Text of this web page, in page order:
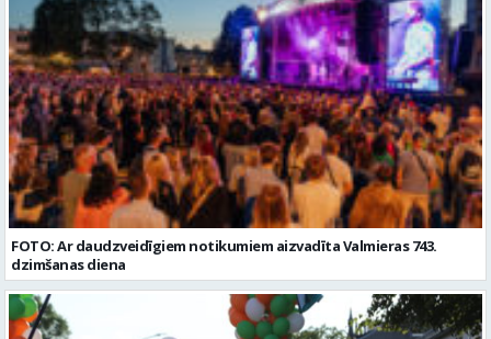
FOTO: Ar daudzveidīgiem notikumiem aizvadīta Valmieras 743.
dzimšanas diena